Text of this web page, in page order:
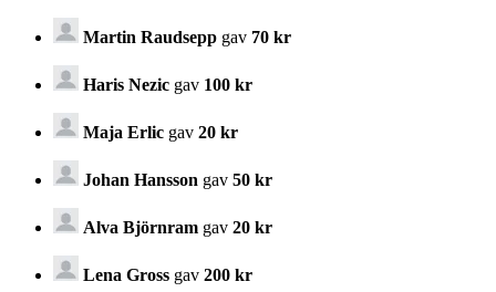
Martin Raudsepp gav 70 kr
Haris Nezic gav 100 kr
Maja Erlic gav 20 kr
Johan Hansson gav 50 kr
Alva Björnram gav 20 kr
Lena Gross gav 200 kr